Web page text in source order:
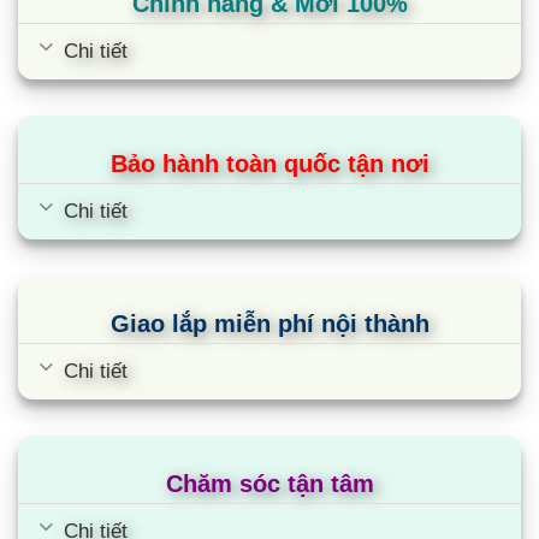
tấm vi lọc thông thường. Từ đó, mang lại bầu
không khí trong lành, đảm bảo an toàn sức khỏe
Điều hoà V13API1 Inverter tích hợp chế độ
ngủ đêm
Chế độ ngủ đêm trên điều hoà V13API1 Inverter
phòng phù hợp với thân nhiệt. Mang đến giấc ngủ
vào ban đêm. Đặc biệt, phù hợp với những gia
đình có trẻ nhỏ và người cao tuổi.
Ngoài ra, điều hoà 1 chiều V13API1 tích hợp tính
năng hẹn giờ bật/tắt máy lạnh. Vì vậy, không cần
Chi tiết
Bảo hành toàn quốc tận nơi
Chi tiết
Giao lắp miễn phí nội thành
Chi tiết
Chăm sóc tận tâm
Chi tiết